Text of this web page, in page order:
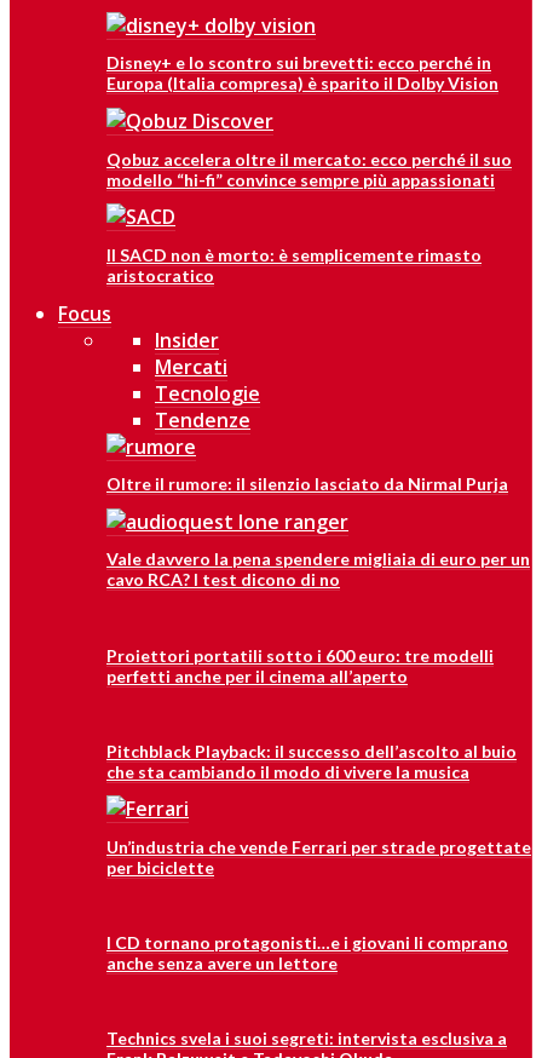
Disney+ e lo scontro sui brevetti: ecco perché in
Europa (Italia compresa) è sparito il Dolby Vision
Qobuz accelera oltre il mercato: ecco perché il suo
modello “hi-fi” convince sempre più appassionati
Il SACD non è morto: è semplicemente rimasto
aristocratico
Focus
Insider
Mercati
Tecnologie
Tendenze
Oltre il rumore: il silenzio lasciato da Nirmal Purja
Vale davvero la pena spendere migliaia di euro per un
cavo RCA? I test dicono di no
Proiettori portatili sotto i 600 euro: tre modelli
perfetti anche per il cinema all’aperto
Pitchblack Playback: il successo dell’ascolto al buio
che sta cambiando il modo di vivere la musica
Un’industria che vende Ferrari per strade progettate
per biciclette
I CD tornano protagonisti…e i giovani li comprano
anche senza avere un lettore
Technics svela i suoi segreti: intervista esclusiva a